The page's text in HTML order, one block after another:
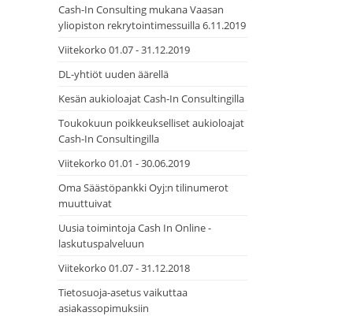
Cash-In Consulting mukana Vaasan
yliopiston rekrytointimessuilla 6.11.2019
Viitekorko 01.07 - 31.12.2019
DL-yhtiöt uuden äärellä
Kesän aukioloajat Cash-In Consultingilla
Toukokuun poikkeukselliset aukioloajat
Cash-In Consultingilla
Viitekorko 01.01 - 30.06.2019
Oma Säästöpankki Oyj:n tilinumerot
muuttuivat
Uusia toimintoja Cash In Online -
laskutuspalveluun
Viitekorko 01.07 - 31.12.2018
Tietosuoja-asetus vaikuttaa
asiakassopimuksiin